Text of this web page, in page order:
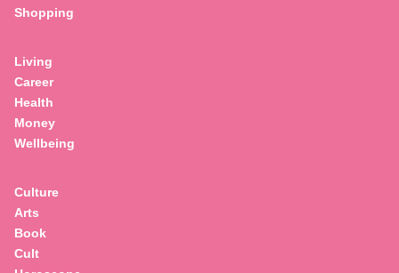
Shopping
Living
Career
Health
Money
Wellbeing
Culture
Arts
Book
Cult